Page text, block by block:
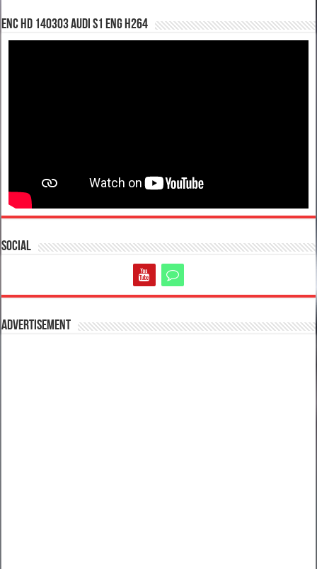
enc hd 140303 Audi S1 ENG H264
Social
Advertisement